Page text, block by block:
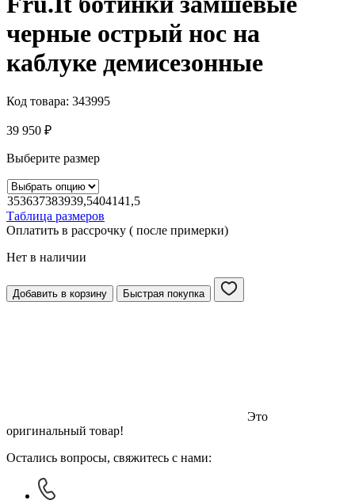
черные острый нос на
каблуке демисезонные
Код товара: 343995
39 950 ₽
Выберите размер
353637383939,5404141,5
Таблица размеров
Оплатить в рассрочку ( после примерки)
Нет в наличии
Добавить в корзину Быстрая покупка
Это
оригинальный товар!
Остались вопросы, свяжитесь с нами: